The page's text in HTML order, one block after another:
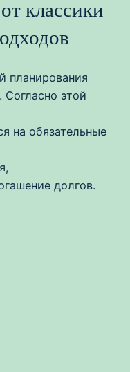
классики
планирования
этой
на обязательные
долгов.